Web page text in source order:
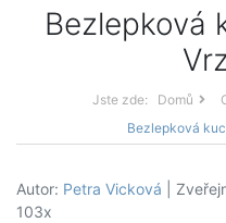
Bezlepková
Jste zde: Domů
Bezlepková
Autor: Petra Vicková |
103x